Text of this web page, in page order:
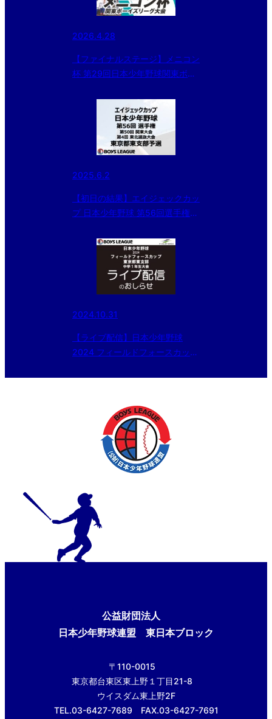
2026.4.28
【ファイナルステージ】メニコン
杯 第29回日本少年野球関東ボー
2025.6.2
【初日の結果】エイジェックカッ
プ 日本少年野球 第56回選手権大
選抜大会 東京都東支部予選
2024.10.31
【ライブ配信】日本少年野球
2024 フィールドフォースカップ
公益財団法人
日本少年野球連盟 東日本ブロック
〒110-0015
東京都台東区東上野１丁目21-8
ウイスダム東上野2F
TEL.03-6427-7689 FAX.03-6427-7691